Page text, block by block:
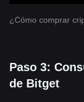
¿Cómo comprar
Paso 3:
de Bitget